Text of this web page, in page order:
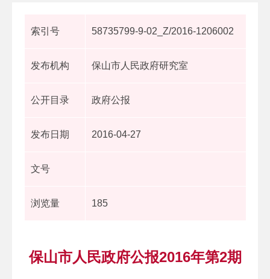
索引号 58735799-9-02_Z/2016-1206002
发布机构 保山市人民政府研究室
公开目录 政府公报
发布日期 2016-04-27
文号
浏览量 185
保山市人民政府公报2016年第2期